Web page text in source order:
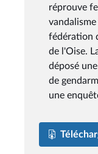
réprouve
fédération
de l'Oise.
déposé
de
une